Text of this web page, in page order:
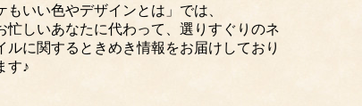
もいい色やデザインとは」では、
忙しいあなたに代わって、選りすぐりのネ
ルに関するときめき情報をお届けしており
す♪